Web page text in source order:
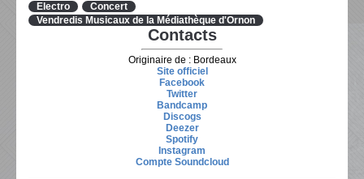
Electro
Concert
Vendredis Musicaux de la Médiathèque d'Ornon
Contacts
Originaire de : Bordeaux
Site officiel
Facebook
Twitter
Bandcamp
Discogs
Deezer
Spotify
Instagram
Compte Soundcloud